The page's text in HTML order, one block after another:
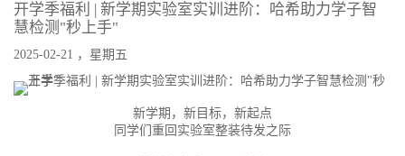
开学季福利 | 新学期实验室实训进阶：哈希助力学子智
慧检测"秒上手"
2025-02-21 ，星期五
新学期，新目标，新起点
同学们重回实验室整装待发之际